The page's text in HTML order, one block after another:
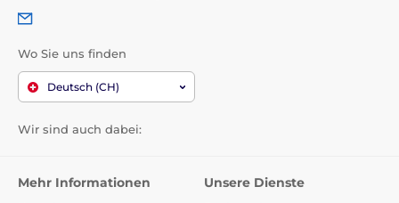
Wo Sie uns finden
Deutsch (CH)
Wir sind auch dabei:
Mehr Informationen Unsere Dienste